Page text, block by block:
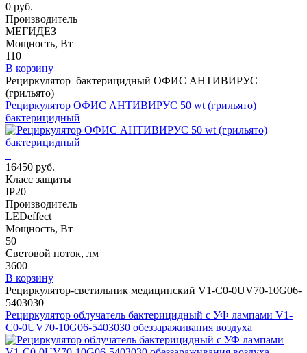
0 руб.
Производитель
МЕГИДЕЗ
Мощность, Вт
110
В корзину
Рециркулятор бактерицидный ОФИС АНТИВИРУС
(грильято)
Рециркулятор ОФИС АНТИВИРУС 50 wt (грильято)
бактерицидный
16450 руб.
Класс защиты
IP20
Производитель
LEDeffect
Мощность, Вт
50
Световой поток, лм
3600
В корзину
Рециркулятор-светильник медицинский V1-C0-0UV70-10G06-
5403030
Рециркулятор облучатель бактерицидный с УФ лампами V1-
C0-0UV70-10G06-5403030 обеззараживания воздуха